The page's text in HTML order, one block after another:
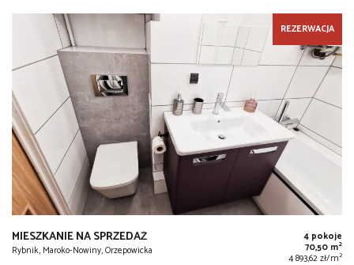
REZERWACJA
MIESZKANIE NA SPRZEDAŻ
Rybnik, Maroko-Nowiny, Orzepowicka
4 pokoje
70,50 m2
4 893,62 zł/m2